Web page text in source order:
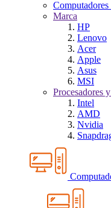
Computadores
Marca
HP
Lenovo
Acer
Apple
Asus
MSI
Procesadores
Intel
AMD
Nvidia